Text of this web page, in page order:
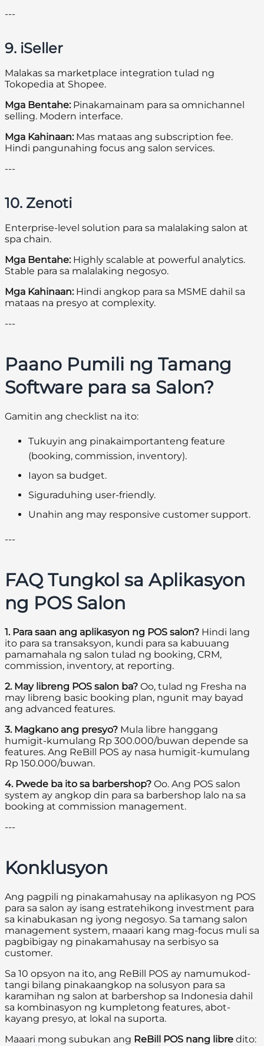
---
9. iSeller
Malakas sa marketplace integration tulad ng
Tokopedia at Shopee.
Mga Bentahe:Pinakamainam para sa omnichannel
selling. Modern interface.
Mga Kahinaan:Mas mataas ang subscription fee.
Hindi pangunahing focus ang salon services.
---
10. Zenoti
Enterprise-level solution para sa malalaking salon at
spa chain.
Mga Bentahe:Highly scalable at powerful analytics.
Stable para sa malalaking negosyo.
Mga Kahinaan:Hindi angkop para sa MSME dahil sa
mataas na presyo at complexity.
---
Paano Pumili ng Tamang
Software para sa Salon?
Gamitin ang checklist na ito:
Tukuyin ang pinakaimportanteng feature
(booking, commission, inventory).
Iayon sa budget.
Siguraduhing user-friendly.
Unahin ang may responsive customer support.
---
FAQ Tungkol sa Aplikasyon
ng POS Salon
1. Para saan ang aplikasyon ng POS salon? Hindi lang
ito para sa transaksyon, kundi para sa kabuuang
pamamahala ng salon tulad ng booking, CRM,
commission, inventory, at reporting.
2. May libreng POS salon ba? Oo, tulad ng Fresha na
may libreng basic booking plan, ngunit may bayad
ang advanced features.
3. Magkano ang presyo? Mula libre hanggang
humigit-kumulang Rp 300.000/buwan depende sa
features. Ang ReBill POS ay nasa humigit-kumulang
Rp 150.000/buwan.
4. Pwede ba ito sa barbershop? Oo. Ang POS salon
system ay angkop din para sa barbershop lalo na sa
booking at commission management.
---
Konklusyon
Ang pagpili ng pinakamahusay na aplikasyon ng POS
para sa salon ay isang estratehikong investment para
sa kinabukasan ng iyong negosyo. Sa tamang salon
management system, maaari kang mag-focus muli sa
pagbibigay ng pinakamahusay na serbisyo sa
customer.
Sa 10 opsyon na ito, ang ReBill POS ay namumukod-
tangi bilang pinakaangkop na solusyon para sa
karamihan ng salon at barbershop sa Indonesia dahil
sa kombinasyon ng kumpletong features, abot-
kayang presyo, at lokal na suporta.
Maaari mong subukan ang ReBill POS nang libre dito: